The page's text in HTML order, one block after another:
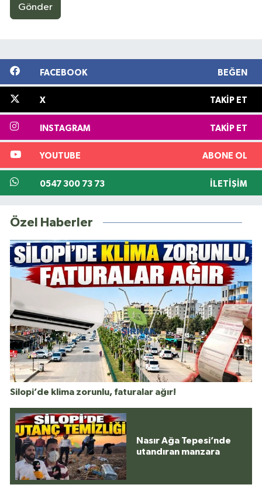
Gönder
FACEBOOK BEĞEN
X TAKIP ET
INSTAGRAM TAKIP ET
YOUTUBE ABONE OL
0547 300 73 73 İLETIŞIM
Özel Haberler
Silopi’de klima zorunlu, faturalar ağır!
Nasır Ağa Tepesi’nde
utandıran manzara